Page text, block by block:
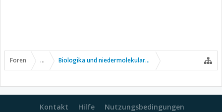
Foren ... Biologika und niedermolekulare Wirkstoffe
Kontakt Hilfe Nutzungsbedingungen